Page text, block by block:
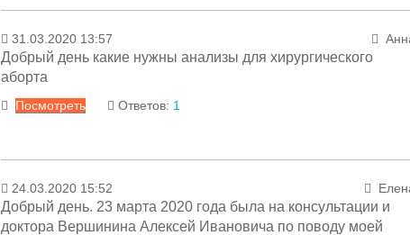
Ответ
06.04.2020 16:58 Менеджер раздела
Уважаемая Валентина! Ничем. За счёт ОМС
с обследованием, в порядке очерёдности. За счёт
С
Заместитель главного врача гинекологических
Алексей Иванович Вершинин
31.03.2020 13:57
Добрый день какие нужны анализы для хирургического
аборта
Посмотреть Ответов: 1
Ответ
31.03.2020 20:16 Менеджер раздела
Уважаемая Анна!В связи с объявленным карантином
24.03.2020 15:52
Добрый день. 23 марта 2020 года была на консультации и
доктора Вершинина Алексей Ивановича по поводу моей